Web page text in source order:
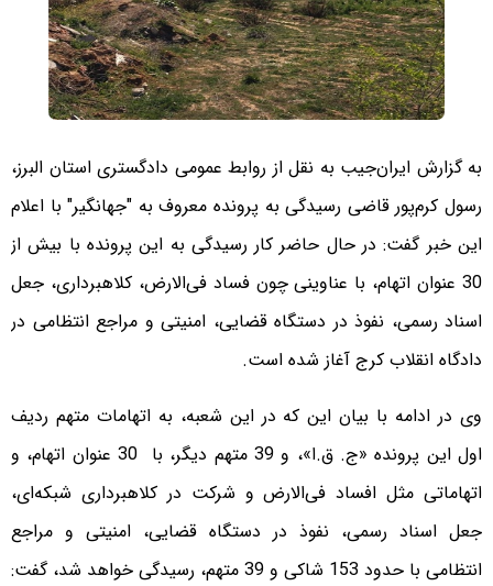
به گزارش ایران‌جیب به نقل از روابط عمومی دادگستری استان البرز،
رسول کرم‌پور قاضی رسیدگی به پرونده معروف به "جهانگیر" با اعلام
این خبر گفت: در حال حاضر کار رسیدگی به این پرونده با بیش از
30 عنوان اتهام، با عناوینی چون فساد فی‌الارض، کلاهبرداری، جعل
اسناد رسمی، نفوذ در دستگاه قضایی، امنیتی و مراجع انتظامی در
دادگاه انقلاب کرج آغاز شده است.
وی در ادامه با بیان این که در این شعبه، به اتهامات متهم ردیف
اول این پرونده «ج. ق.ا»، و 39 متهم دیگر، با 30 عنوان اتهام، و
اتهاماتی مثل افساد فی‌الارض و شرکت در کلاهبرداری شبکه‌ای،
جعل اسناد رسمی، نفوذ در دستگاه قضایی، امنیتی و مراجع
انتظامی با حدود 153 شاکی و 39 متهم، رسیدگی خواهد شد، گفت: